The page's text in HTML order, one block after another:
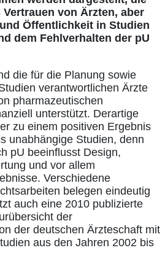
von Ärzten, aber
Öffentlichkeit in Studien
dem Fehlverhalten der pU
die für die Planung sowie
verantwortlichen Ärzte
pharmazeutischen
unterstützt. Derartige
zu einem positiven Ergebnis
unabhängige Studien, denn
pU beeinflusst Design,
und vor allem
Verschiedene
belegen eindeutig
auch eine 2010 publizierte
der
der deutschen Ärzteschaft mit
aus den Jahren 2002 bis